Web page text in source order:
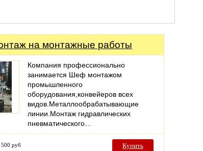
на монтажные работы
Компания профессионально
занимается Шеф монтажом
промышленного
оборудования,конвейеров всех
видов.Металлообрабатывающие
линии.Монтаж гидравлических
пневматического…
руб Купить